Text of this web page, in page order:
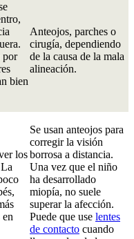
por
bien
Anteojos, parches o
cirugía, dependiendo
de la causa de la mala
alineación.
los
Se usan anteojos para
corregir la visión
borrosa a distancia.
Una vez que el niño
ha desarrollado
miopía, no suele
superar la afección.
Puede que use lentes
de contacto cuando